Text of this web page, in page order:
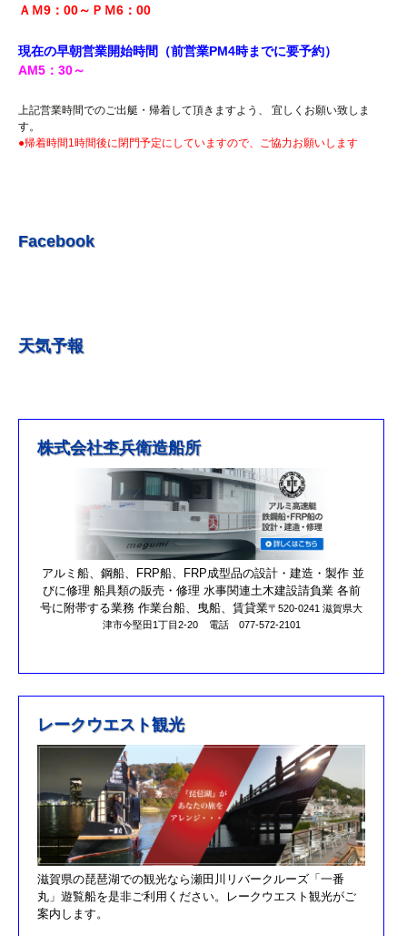
R5.7.27 釣果情報更新しました。
R5.7.16 釣果情報更新しました。
R5.7.3 釣果情報更新しました。
R5.5.20 釣果情報更新しました。
R5.3.25釣果情報更新しました。
R3/4/11釣果情報更新しました
R3/2/27果情報更新しました
R2/8/29果情報更新しました
営業時間を更新しました。
第17回オーナーズカップを更新しました。
R元/10/25クラブハウスのリニューアルが完了しました。
R元/8/25果情報更新しました
H30/11/7釣果情報更新しました
H30/9/30臨時休業のお知らせ！！
H30/9/24釣果情報更新しました
H30/7/21釣果情報更新しました
H30/4/21釣果情報更新しました
H30/3/3釣果情報更新しました
H30/2/17釣果情報更新しました
H30/2/8釣果情報更新しました
ＡＭ9：00～ＰＭ6 ：00
現在の早朝営業開始時間（前営業PM4時までに要予約）
AM5 ：30～
上記営業時間でのご出艇・帰着して頂きますよう、 宜しくお願い致しま
す。
●帰着時間1時間後に閉門予定にしていますので、ご協力お願いします
Facebook
天気予報
株式会社杢兵衛造船所
アルミ船、鋼船、FRP船、FRP成型品の設計・建造・製作 並
びに修理 船具類の販売・修理 水事関連土木建設請負業 各前
号に附帯する業務 作業台船、曳船、賃貸業〒520-0241 滋賀県大
津市今堅田1丁目2-20
電話 077-572-2101
レークウエスト観光
滋賀県の琵琶湖での観光なら瀬田川リバークルーズ「一番
丸」遊覧船を是非ご利用ください。レークウエスト観光がご
案内します。